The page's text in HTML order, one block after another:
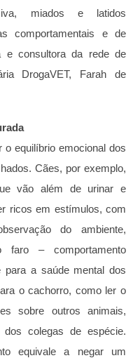
miados e latidos
comportamentais e de
e consultora da rede de
DrogaVET, Farah de
equilíbrio emocional dos
Cães, por exemplo,
vão além de urinar e
ricos em estímulos, com
do ambiente,
faro – comportamento
para a saúde mental dos
o cachorro, como ler o
sobre outros animais,
colegas de espécie.
equivale a negar um